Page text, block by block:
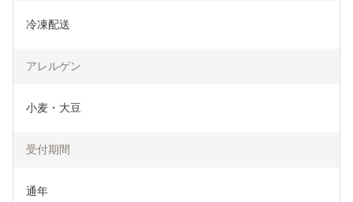
冷凍配送
アレルゲン
小麦・大豆
受付期間
通年